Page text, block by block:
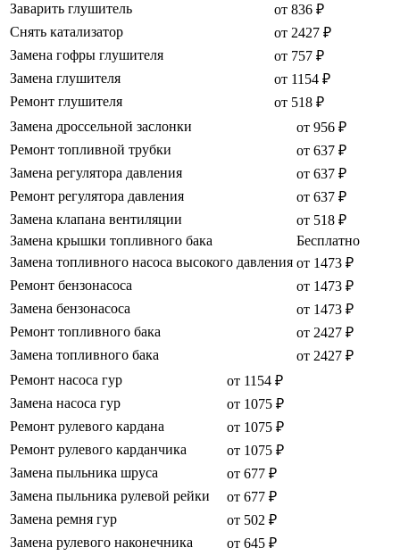
Заварить глушитель
от 836 ₽
Снять катализатор
от 2427 ₽
Замена гофры глушителя
от 757 ₽
Замена глушителя
от 1154 ₽
Ремонт глушителя
от 518 ₽
Замена дроссельной заслонки
от 956 ₽
Ремонт топливной трубки
от 637 ₽
Замена регулятора давления
от 637 ₽
Ремонт регулятора давления
от 637 ₽
Замена клапана вентиляции
от 518 ₽
Замена крышки топливного бака
Бесплатно
Замена топливного насоса высокого давления от 1473 ₽
Ремонт бензонасоса
от 1473 ₽
Замена бензонасоса
от 1473 ₽
Ремонт топливного бака
от 2427 ₽
Замена топливного бака
от 2427 ₽
Ремонт насоса гур
от 1154 ₽
Замена насоса гур
от 1075 ₽
Ремонт рулевого кардана
от 1075 ₽
Ремонт рулевого карданчика
от 1075 ₽
Замена пыльника шруса
от 677 ₽
Замена пыльника рулевой рейки
от 677 ₽
Замена ремня гур
от 502 ₽
Замена рулевого наконечника
от 645 ₽